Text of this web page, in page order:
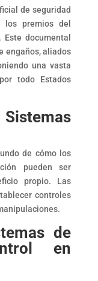
de seguridad
premios del
Este documental
engaños, aliados
una vasta
todo Estados
de cómo los
pueden ser
propio. Las
controles
de
en